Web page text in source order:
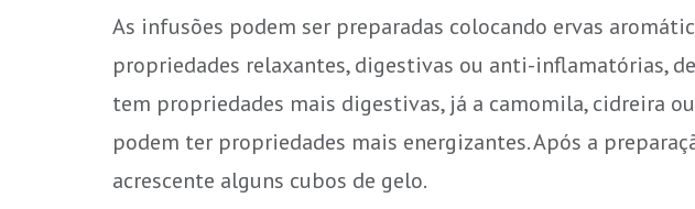
As infusões podem ser preparadas colocando ervas
propriedades relaxantes, digestivas ou anti-inflamatórias,
tem propriedades mais digestivas, já a camomila, cidreira
podem ter propriedades mais energizantes. Após a
acrescente alguns cubos de gelo.